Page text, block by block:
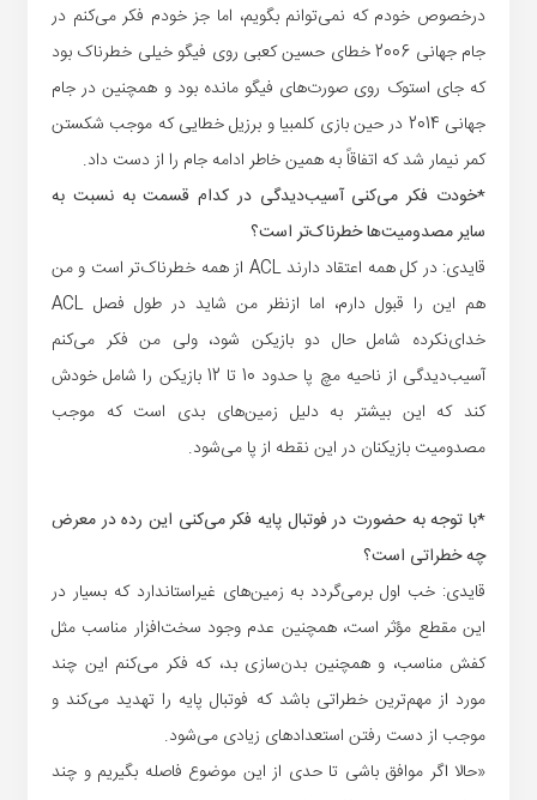
درخصوص خودم که نمی‌توانم بگویم، اما جز خودم فکر می‌کنم در
جام جهانی 2006 خطای حسین کعبی روی فیگو خیلی خطرناک بود
که جای استوک روی صورت‌های فیگو مانده بود و همچنین در جام
جهانی 2014 در حین بازی کلمبیا و برزیل خطایی که موجب شکستن
کمر نیمار شد که اتفاقاً به همین خاطر ادامه جام را از دست داد.
*خودت فکر می‌کنی آسیب‌دیدگی در کدام قسمت به نسبت به
سایر مصدومیت‌ها خطرناک‌تر است؟
قایدی: در کل همه اعتقاد دارند ACL از همه خطرناک‌تر است و من
هم این را قبول دارم، اما ازنظر من شاید در طول فصل ACL
خدای‌نکرده شامل حال دو بازیکن شود، ولی من فکر می‌کنم
آسیب‌دیدگی از ناحیه مچ پا حدود 10 تا 12 بازیکن را شامل خودش
کند که این بیشتر به دلیل زمین‌های بدی است که موجب
مصدومیت بازیکنان در این نقطه از پا می‌شود.
*با توجه به حضورت در فوتبال پایه فکر می‌کنی این رده در معرض
چه خطراتی است؟
قایدی: خب اول برمی‌گردد به زمین‌های غیراستاندارد که بسیار در
این مقطع مؤثر است، همچنین عدم وجود سخت‌افزار مناسب مثل
کفش مناسب، و همچنین بدن‌سازی بد، که فکر می‌کنم این چند
مورد از مهم‌ترین خطراتی باشد که فوتبال پایه را تهدید می‌کند و
موجب از دست رفتن استعدادهای زیادی می‌شود.
«حالا اگر موافق باشی تا حدی از این موضوع فاصله بگیریم و چند